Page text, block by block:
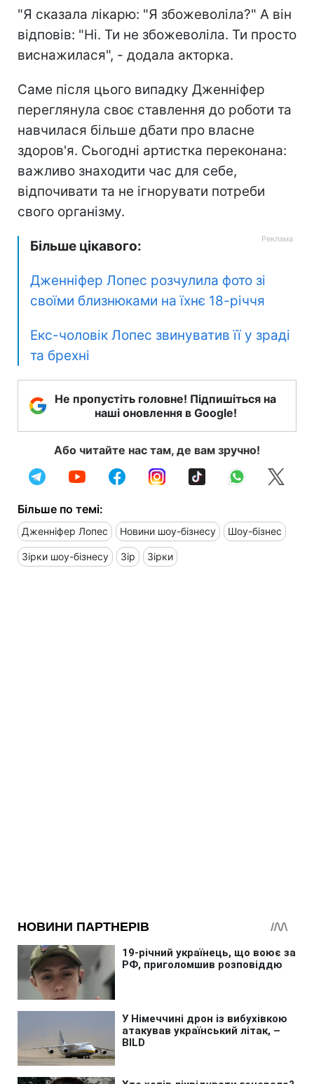
"Я сказала лікарю: "Я збожеволіла?" А він
відповів: "Ні. Ти не збожеволіла. Ти просто
виснажилася", - додала акторка.
Саме після цього випадку Дженніфер
переглянула своє ставлення до роботи та
навчилася більше дбати про власне
здоров'я. Сьогодні артистка переконана:
важливо знаходити час для себе,
відпочивати та не ігнорувати потреби
свого організму.
Більше цікавого:
Дженніфер Лопес розчулила фото зі
своїми близнюками на їхнє 18-річчя
Екс-чоловік Лопес звинуватив її у зраді
та брехні
Не пропустіть головне! Підпишіться на
наші оновлення в Google!
Або читайте нас там, де вам зручно!
Більше по темі:
Дженніфер Лопес Новини шоу-бізнесу Шоу-бізнес
Зірки шоу-бізнесу Зір Зірки